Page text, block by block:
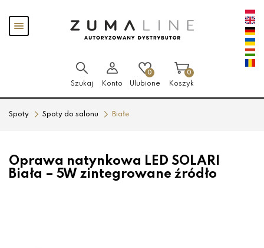
Pokaż
menu
Szukaj Konto
0
Ulubione
0
Koszyk
Spoty Spoty do salonu Białe
Oprawa natynkowa LED SOLARI
Biała – 5W zintegrowane źródło